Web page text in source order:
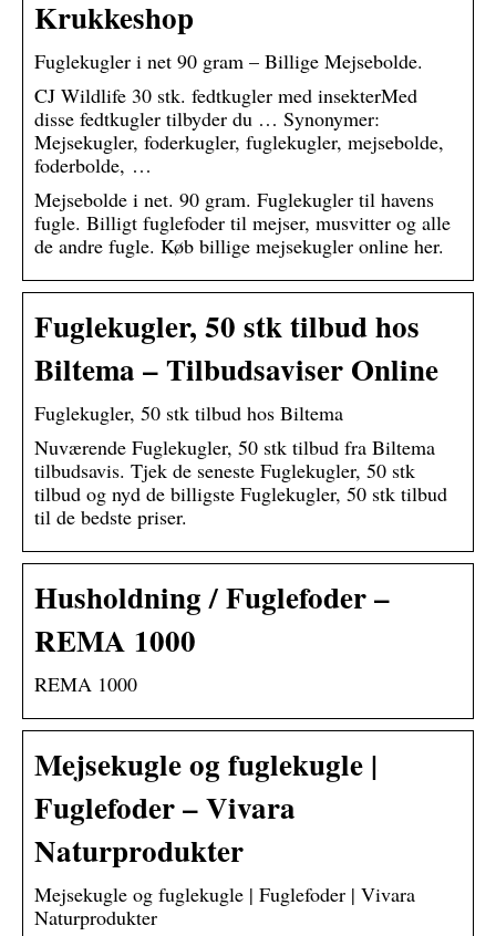
Krukkeshop
Fuglekugler i net 90 gram – Billige Mejsebolde.
CJ Wildlife 30 stk. fedtkugler med insekterMed
disse fedtkugler tilbyder du … Synonymer:
Mejsekugler, foderkugler, fuglekugler, mejsebolde,
foderbolde, …
Mejsebolde i net. 90 gram. Fuglekugler til havens
fugle. Billigt fuglefoder til mejser, musvitter og alle
de andre fugle. Køb billige mejsekugler online her.
Fuglekugler, 50 stk tilbud hos
Biltema – Tilbudsaviser Online
Fuglekugler, 50 stk tilbud hos Biltema
Nuværende Fuglekugler, 50 stk tilbud fra Biltema
tilbudsavis. Tjek de seneste Fuglekugler, 50 stk
tilbud og nyd de billigste Fuglekugler, 50 stk tilbud
til de bedste priser.
Husholdning / Fuglefoder –
REMA 1000
REMA 1000
Mejsekugle og fuglekugle |
Fuglefoder – Vivara
Naturprodukter
Mejsekugle og fuglekugle | Fuglefoder | Vivara
Naturprodukter